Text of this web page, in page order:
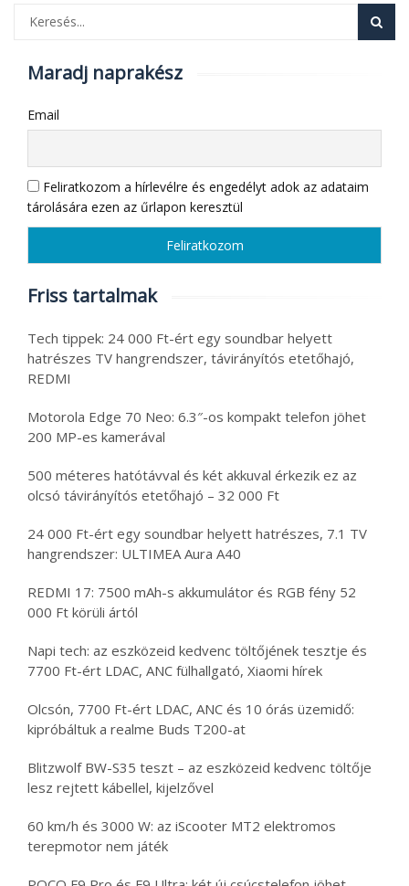
Maradj naprakész
Email
Feliratkozom a hírlevélre és engedélyt adok az adataim
tárolására ezen az űrlapon keresztül
Friss tartalmak
Tech tippek: 24 000 Ft-ért egy soundbar helyett
hatrészes TV hangrendszer, távirányítós etetőhajó,
REDMI
Motorola Edge 70 Neo: 6.3″-os kompakt telefon jöhet
200 MP-es kamerával
500 méteres hatótávval és két akkuval érkezik ez az
olcsó távirányítós etetőhajó – 32 000 Ft
24 000 Ft-ért egy soundbar helyett hatrészes, 7.1 TV
hangrendszer: ULTIMEA Aura A40
REDMI 17: 7500 mAh-s akkumulátor és RGB fény 52
000 Ft körüli ártól
Napi tech: az eszközeid kedvenc töltőjének tesztje és
7700 Ft-ért LDAC, ANC fülhallgató, Xiaomi hírek
Olcsón, 7700 Ft-ért LDAC, ANC és 10 órás üzemidő:
kipróbáltuk a realme Buds T200-at
Blitzwolf BW-S35 teszt – az eszközeid kedvenc töltője
lesz rejtett kábellel, kijelzővel
60 km/h és 3000 W: az iScooter MT2 elektromos
terepmotor nem játék